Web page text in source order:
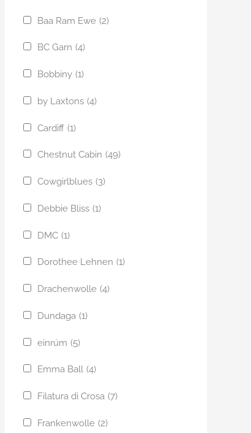
Baa Ram Ewe (2)
BC Garn (4)
Bobbiny (1)
by Laxtons (4)
Cardiff (1)
Chestnut Cabin (49)
Cowgirlblues (3)
Debbie Bliss (1)
DMC (1)
Dorothee Lehnen (1)
Drachenwolle (4)
Dundaga (1)
einrúm (5)
Emma Ball (4)
Filatura di Crosa (7)
Frankenwolle (2)